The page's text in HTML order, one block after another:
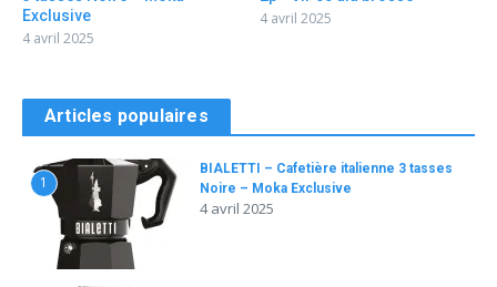
Exclusive
4 avril 2025
4 avril 2025
Articles populaires
1
BIALETTI – Cafetière italienne 3 tasses
Noire – Moka Exclusive
4 avril 2025